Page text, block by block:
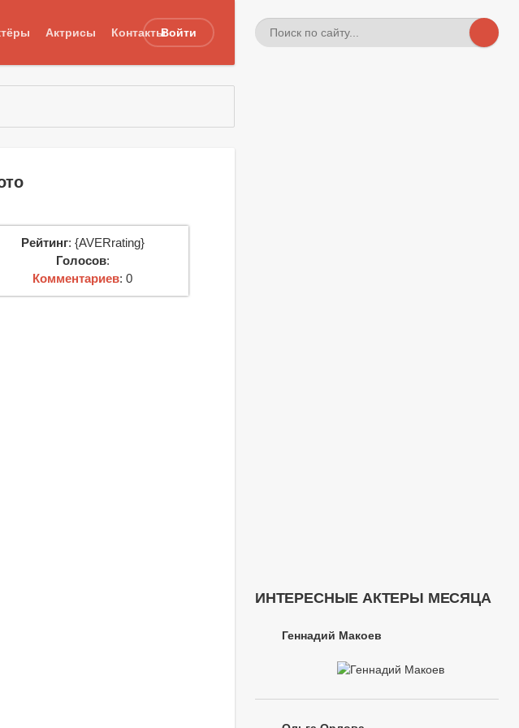
Актрисы КонтактыВойти
Рейтинг: {AVERrating}
Голосов:
Комментариев: 0
ИНТЕРЕСНЫЕ АКТЕРЫ МЕСЯЦА
Геннадий Макоев